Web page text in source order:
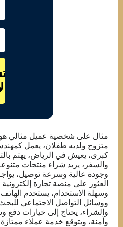
متزوج ولديه طفلان، يعمل
كبرى، يعيش في الرياض، يهتم
والسفر، يريد شراء منتجات
وجودة عالية وسرعة توصيل،
العثور على منصة تجارة
وسهلة الاستخدام، يستخدم الهاتف
ووسائل التواصل الاجتماعي للبحث
والشراء، يحتاج إلى خيارات دفع
وآمنة، ويتوقع خدمة عملاء